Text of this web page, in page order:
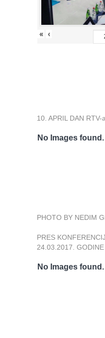
« ‹
10. APRIL DAN RTV-a
No Images found.
PHOTO BY NEDIM
PRES
24.03.2017. GODINE
No Images found.